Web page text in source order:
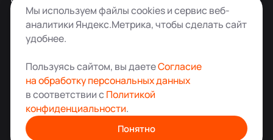
Android
+7 495 181-55-45
info@kladovkin.ru
Аренда склада для хранения вещей в Москве
© ООО «Кладовкин» 2026. Все права защищены
Мы используем файлы cookies и сервис веб-
аналитики Яндекс.Метрика, чтобы сделать сайт
удобнее.
Пользуясь сайтом, вы даетеСогласие
на обработку персональных данных
в соответствии с Политикой
конфиденциальности.
Понятно